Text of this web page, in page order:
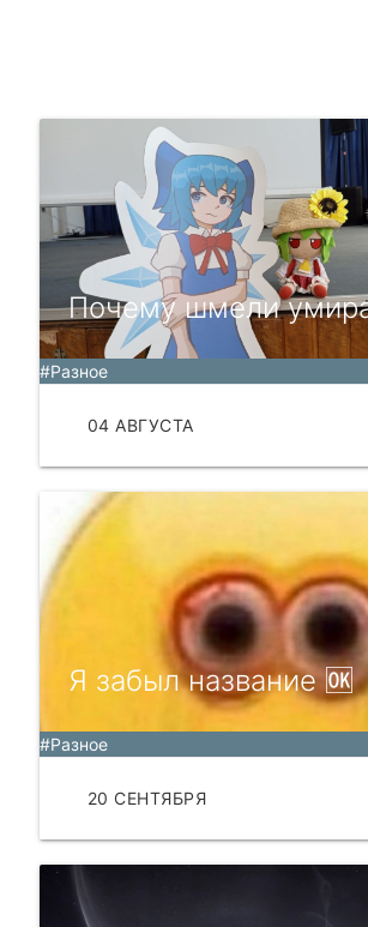
Почему шмели
#Разное
04 АВГУСТА
Я забыл название 🆗️
#Разное
20 СЕНТЯБРЯ